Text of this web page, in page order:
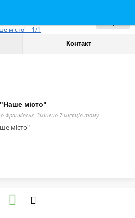
Контакт
"Наше місто"
Франківськ, Змінено 7 місяців тому
місто"